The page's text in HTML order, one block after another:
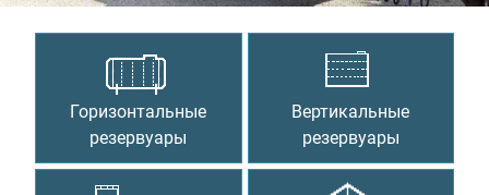
Горизонтальные
резервуары
Вертикальные
резервуары